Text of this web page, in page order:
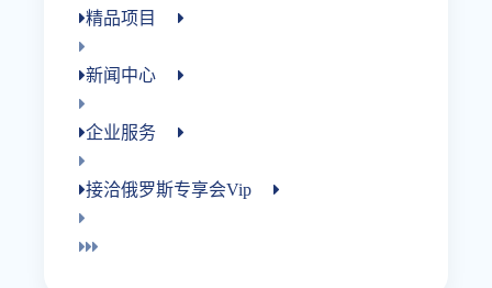
精品项目
新闻中心
企业服务
接洽俄罗斯专享会vip